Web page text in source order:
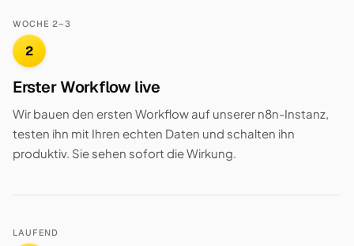
WOCHE 2–3
2
Erster Workflow live
Wir bauen den ersten Workflow auf unserer n8n-Instanz,
testen ihn mit Ihren echten Daten und schalten ihn
produktiv. Sie sehen sofort die Wirkung.
LAUFEND